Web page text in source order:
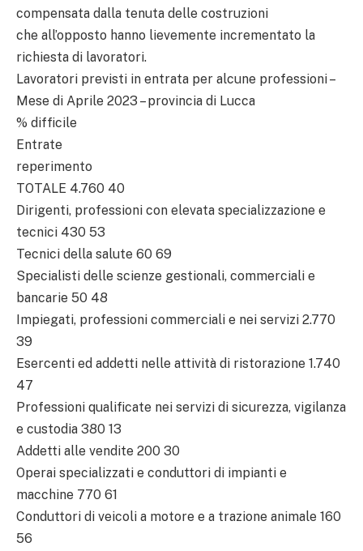
compensata dalla tenuta delle costruzioni
che all’opposto hanno lievemente incrementato la
richiesta di lavoratori.
Lavoratori previsti in entrata per alcune professioni –
Mese di Aprile 2023 – provincia di Lucca
% difficile
Entrate
reperimento
TOTALE 4.760 40
Dirigenti, professioni con elevata specializzazione e
tecnici 430 53
Tecnici della salute 60 69
Specialisti delle scienze gestionali, commerciali e
bancarie 50 48
Impiegati, professioni commerciali e nei servizi 2.770
39
Esercenti ed addetti nelle attività di ristorazione 1.740
47
Professioni qualificate nei servizi di sicurezza, vigilanza
e custodia 380 13
Addetti alle vendite 200 30
Operai specializzati e conduttori di impianti e
macchine 770 61
Conduttori di veicoli a motore e a trazione animale 160
56